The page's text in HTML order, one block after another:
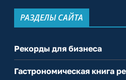
РАЗДЕЛЫ САЙТА
Рекорды для бизнеса
Гастрономическая книга